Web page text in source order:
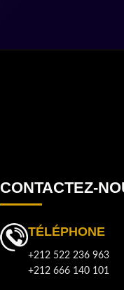
CONTACTEZ-
TÉLÉPHONE
+212 522 236 963
+212 666 140 101